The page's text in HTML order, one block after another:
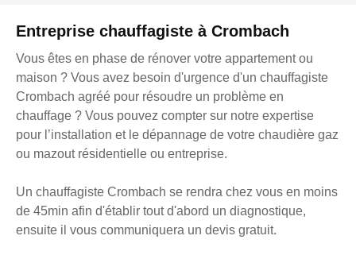
Entreprise chauffagiste à Crombach
Vous êtes en phase de rénover votre appartement ou
maison ? Vous avez besoin d'urgence d'un chauffagiste
Crombach agréé pour résoudre un problème en
chauffage ? Vous pouvez compter sur notre expertise
pour l’installation et le dépannage de votre chaudière gaz
ou mazout résidentielle ou entreprise.
Un chauffagiste Crombach se rendra chez vous en moins
de 45min afin d'établir tout d'abord un diagnostique,
ensuite il vous communiquera un devis gratuit.